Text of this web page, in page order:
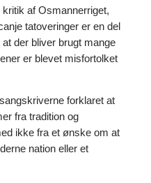
af Osmannerriget,
tatoveringer er en del
der bliver brugt mange
er blevet misfortolket
forklaret at
fra tradition og
ikke fra et ønske om at
nation eller et